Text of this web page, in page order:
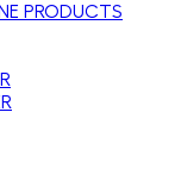
PRODUCTS